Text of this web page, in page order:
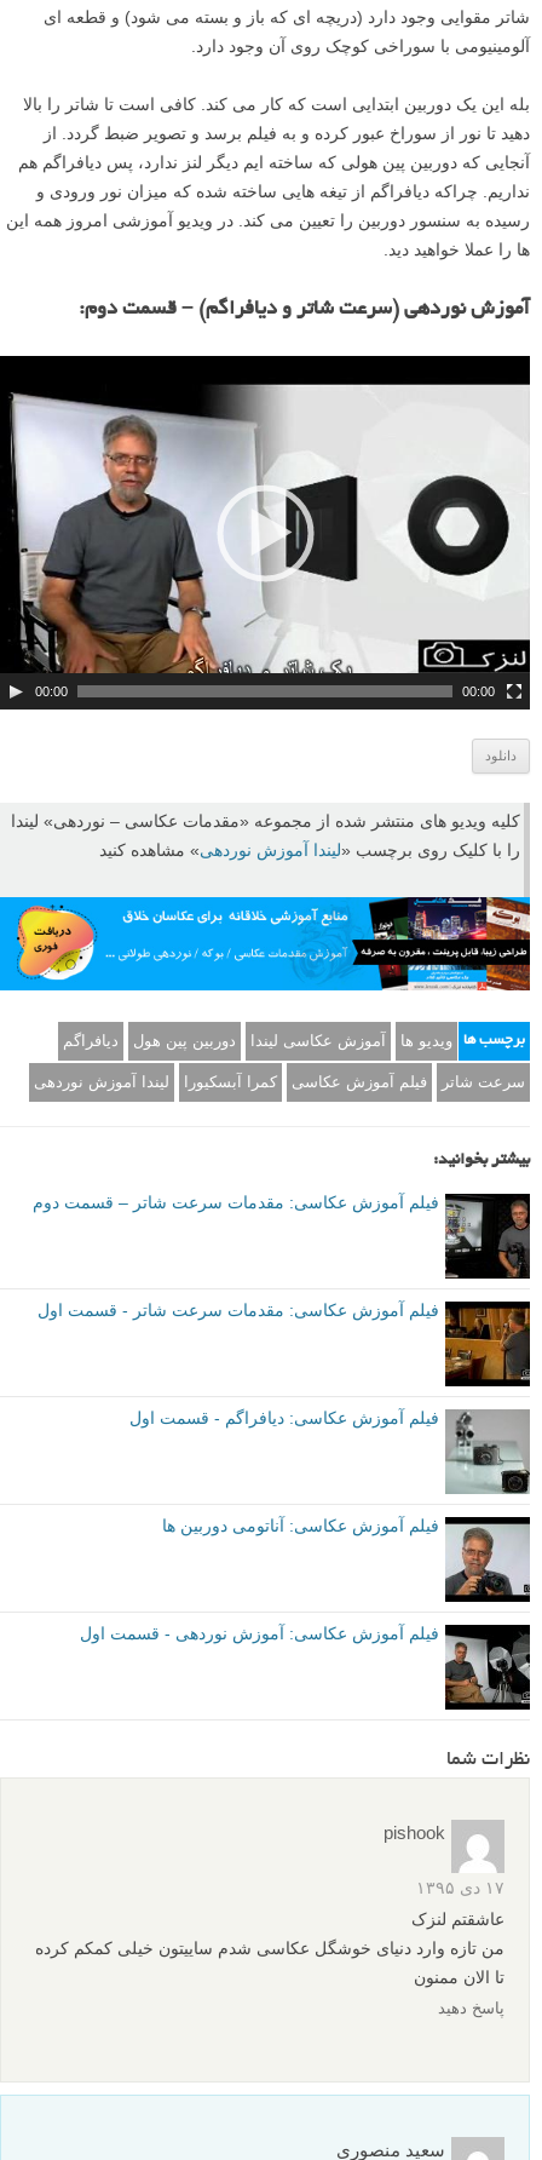
شاتر مقوایی وجود دارد (دریچه ای که باز و بسته می شود) و قطعه ای
آلومینیومی با سوراخی کوچک روی آن وجود دارد.
بله این یک دوربین ابتدایی است که کار می کند. کافی است تا شاتر را بالا
دهید تا نور از سوراخ عبور کرده و به فیلم برسد و تصویر ضبط گردد. از
آنجایی که دوربین پین هولی که ساخته ایم دیگر لنز ندارد، پس دیافراگم هم
نداریم. چراکه دیافراگم از تیغه هایی ساخته شده که میزان نور ورودی و
رسیده به سنسور دوربین را تعیین می کند. در ویدیو آموزشی امروز همه این
ها را عملا خواهید دید.
آموزش نوردهی (سرعت شاتر و دیافراگم) – قسمت دوم:
ی
00:00 00:00
دانلود
کلیه ویدیو های منتشر شده از مجموعه «مقدمات عکاسی – نوردهی» لیندا
را با کلیک روی برچسب «لیندا آموزش نوردهی» مشاهده کنید
برچسب ها ویدیو ها آموزش عکاسی لیندا دوربین پین هول دیافراگم
سرعت شاتر فیلم آموزش عکاسی کمرا آبسکیورا لیندا آموزش نوردهی
بیشتر بخوانید:
فیلم آموزش عکاسی: مقدمات سرعت شاتر – قسمت دوم
فیلم آموزش عکاسی: مقدمات سرعت شاتر - قسمت اول
فیلم آموزش عکاسی: دیافراگم - قسمت اول
فیلم آموزش عکاسی: آناتومی دوربین ها
فیلم آموزش عکاسی: آموزش نوردهی - قسمت اول
نظرات شما
pishook
۱۷ دی ۱۳۹۵
عاشقتم لنزک
من تازه وارد دنیای خوشگل عکاسی شدم ساییتون خیلی کمکم کرده
تا الان ممنون
پاسخ دهید
سعید منصوری